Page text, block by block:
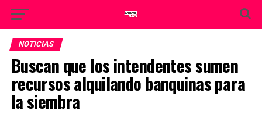
NOTICIAS
Buscan que los intendentes sumen
recursos alquilando banquinas para
la siembra